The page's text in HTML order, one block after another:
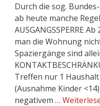
Durch die sog.
ab heute manche
AUSGANGSSPERRE
man die Wohnung
Spaziergänge sind
Treffen nur 1
(Ausnahme Kinder
negativem …